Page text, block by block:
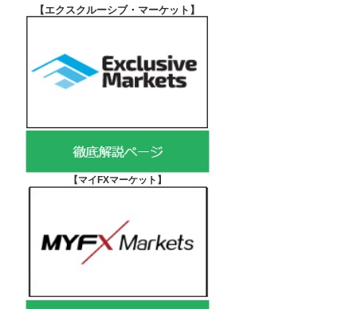
【エクスクルーシブ・マーケット 】
【マイFXマーケット 】